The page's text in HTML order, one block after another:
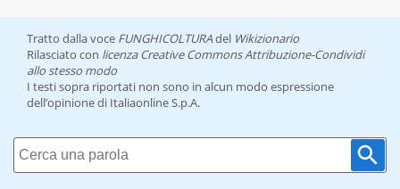
Tratto dalla voce FUNGHICOLTURAdel Wikizionario
Rilasciato con licenza Creative Commons Attribuzione-Condividi
allo stesso modo
I testi sopra riportati non sono in alcun modo espressione
dell’opinione di Italiaonline S.p.A.